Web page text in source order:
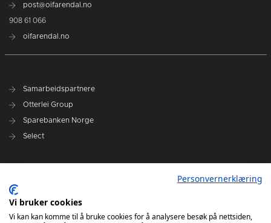
post@oifarendal.no
908 61 066
oifarendal.no
Samarbeidspartnere
Otterlei Group
Sparebanken Norge
Select
Spillerstall
Administrasjon
Personvernerklæring
Vi bruker cookies
Vi kan kan komme til å bruke cookies for å analysere besøk på nettsiden,